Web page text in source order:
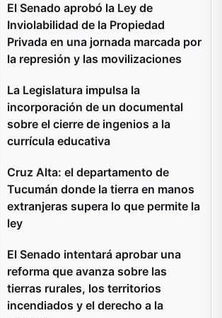
El Senado aprobó la Ley de
Inviolabilidad de la Propiedad
Privada en una jornada marcada por
la represión y las movilizaciones
La Legislatura impulsa la
incorporación de un documental
sobre el cierre de ingenios a la
currícula educativa
Cruz Alta: el departamento de
Tucumán donde la tierra en manos
extranjeras supera lo que permite la
ley
El Senado intentará aprobar una
reforma que avanza sobre las
tierras rurales, los territorios
incendiados y el derecho a la